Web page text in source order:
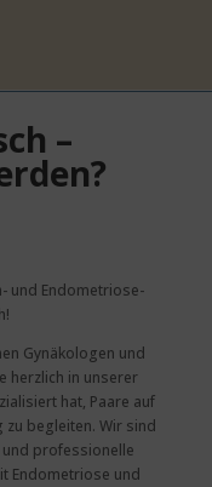
–
und Endometriose-
Gynäkologen und
herzlich in unserer
hat, Paare auf
zu begleiten. Wir sind
und professionelle
Endometriose und